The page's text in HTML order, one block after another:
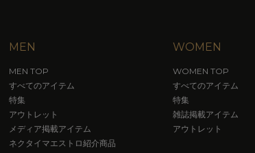
MEN
MEN TOP
すべてのアイテム
特集
アウトレット
メディア掲載アイテム
ネクタイマエストロ紹介商品
WOMEN
WOMEN TOP
すべてのアイテム
特集
雑誌掲載アイテム
アウトレット